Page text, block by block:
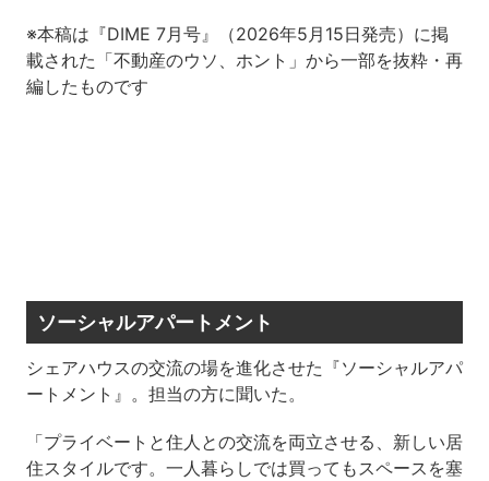
※本稿は『DIME 7月号』（2026年5月15日発売）に掲
載された「不動産のウソ、ホント」から一部を抜粋・再
編したものです
ソーシャルアパートメント
シェアハウスの交流の場を進化させた『ソーシャルアパ
ートメント』。担当の方に聞いた。
「プライベートと住人との交流を両立させる、新しい居
住スタイルです。一人暮らしでは買ってもスペースを塞